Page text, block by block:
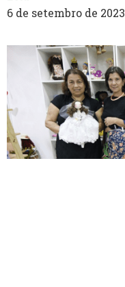
6 de setembro de 2023